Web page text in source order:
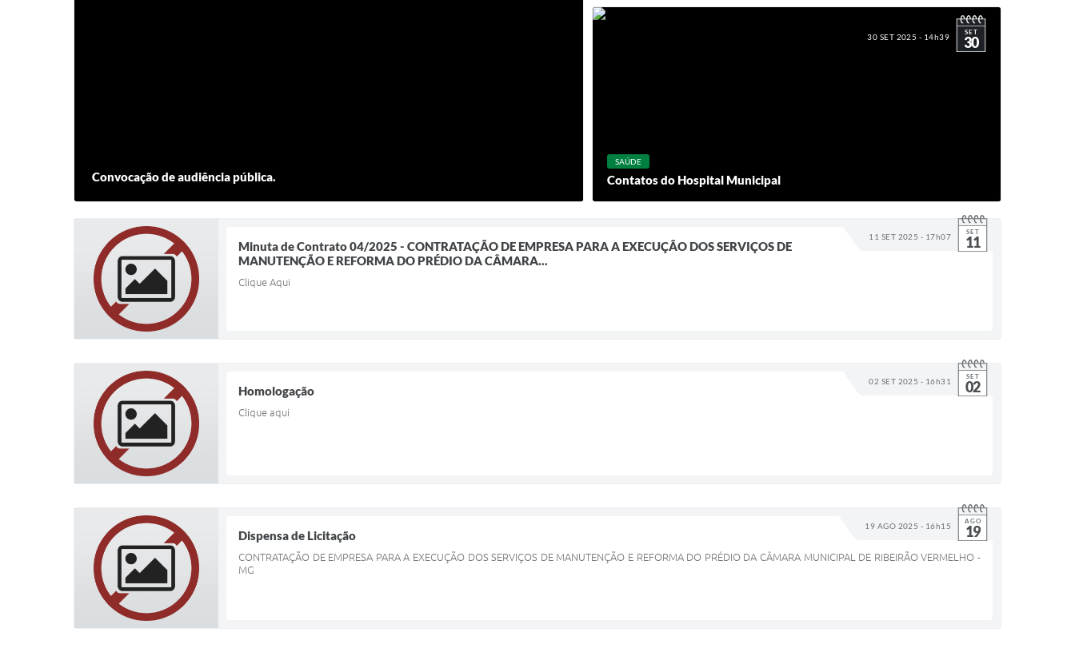
Convocação de audiência pública.
30 SET 2025 - 14h39 SET
30
SAÚDE
Contatos do Hospital Municipal
11 SET 2025 - 17h07 SET
11
Minuta de Contrato 04/2025 - CONTRATAÇÃO DE EMPRESA PARA A EXECUÇÃO DOS SERVIÇOS DE
MANUTENÇÃO E REFORMA DO PRÉDIO DA CÂMARA...
Clique Aqui
02 SET 2025 - 16h31 SET
02
Homologação
Clique aqui
19 AGO 2025 - 16h15 AGO
19
Dispensa de Licitação
CONTRATAÇÃO DE EMPRESA PARA A EXECUÇÃO DOS SERVIÇOS DE MANUTENÇÃO E REFORMA DO PRÉDIO DA CÂMARA MUNICIPAL DE RIBEIRÃO VERMELHO -
MG